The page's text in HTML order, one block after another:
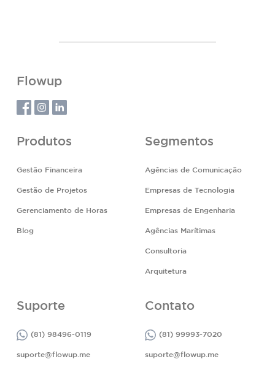
Flowup
Produtos
Gestão Financeira
Gestão de Projetos
Gerenciamento de Horas
Blog
Segmentos
Agências de Comunicação
Empresas de Tecnologia
Empresas de Engenharia
Agências Marítimas
Consultoria
Arquitetura
Suporte
(81) 98496-0119
suporte@flowup.me
Contato
(81) 99993-7020
suporte@flowup.me